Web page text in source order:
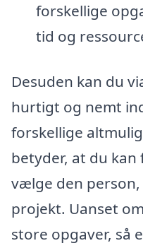
forskellige
tid og
Desuden kan du
hurtigt og nemt
forskellige
betyder, at du
vælge den
projekt. Uanset
store opgaver, så